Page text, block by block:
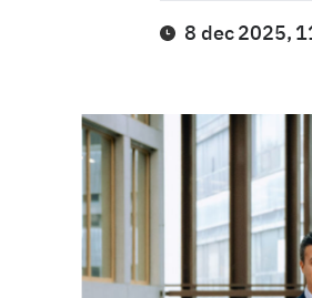
8 dec 2025,